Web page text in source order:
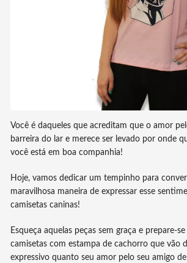
Você é daqueles que acreditam que o amor
barreira do lar e merece ser levado por onde
você está em boa companhia!
Hoje, vamos dedicar um tempinho para
maravilhosa maneira de expressar esse
camisetas caninas!
Esqueça aquelas peças sem graça e prepare-
camisetas com estampa de cachorro que vão
expressivo quanto seu amor pelo seu amigo